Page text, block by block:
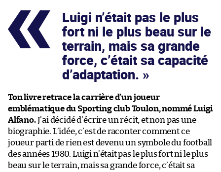
Luigi n’était pas le plus
fort ni le plus beau sur le
terrain, mais sa grande
force, c’était sa capacité
d’adaptation.
Ton livre retrace la carrière d’un joueur
emblématique du Sporting club Toulon, nommé Luigi
Alfano.J’ai décidé d’écrire un récit, et non pas une
biographie. L’idée, c’est de raconter comment ce
joueur parti de rien est devenu un symbole du football
des années 1980. Luigi n’était pas le plus fort ni le plus
beau sur le terrain, mais sa grande force, c’était sa